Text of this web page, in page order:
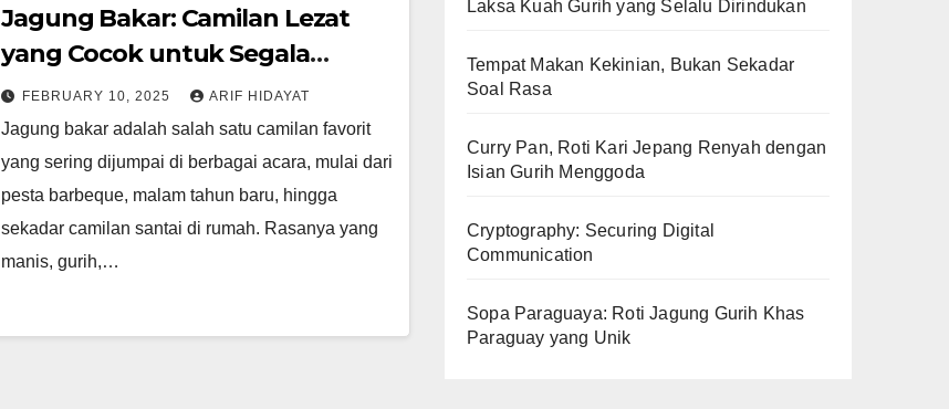
Jagung Bakar: Camilan Lezat
yang Cocok untuk Segala
Suasana
FEBRUARY 10, 2025 ARIF HIDAYAT
Jagung bakar adalah salah satu camilan favorit
yang sering dijumpai di berbagai acara, mulai dari
pesta barbeque, malam tahun baru, hingga
sekadar camilan santai di rumah. Rasanya yang
manis, gurih,…
Laksa Kuah Gurih yang Selalu Dirindukan
Tempat Makan Kekinian, Bukan Sekadar
Soal Rasa
Curry Pan, Roti Kari Jepang Renyah dengan
Isian Gurih Menggoda
Cryptography: Securing Digital
Communication
Sopa Paraguaya: Roti Jagung Gurih Khas
Paraguay yang Unik